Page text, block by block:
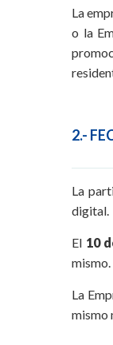
La
o la
2.-
La
digital.
El 10
mismo.
La
mismo